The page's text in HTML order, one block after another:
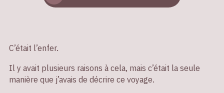
C’était l’enfer.
Il y avait plusieurs raisons à cela, mais c’était la seule
manière que j’avais de décrire ce voyage.